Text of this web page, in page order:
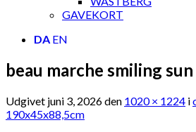
GAVEKORT
DA EN
beau marche smiling sun
Udgivet juni 3, 2026den 1020 × 1224 i
190x45x88,5cm